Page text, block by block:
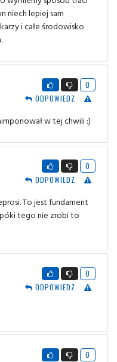
niech lepiej sam
i całe środowisko
0
ODPOWIEDZ
w tej chwili :)
0
ODPOWIEDZ
To jest fundament
tego nie zrobi to
0
ODPOWIEDZ
0